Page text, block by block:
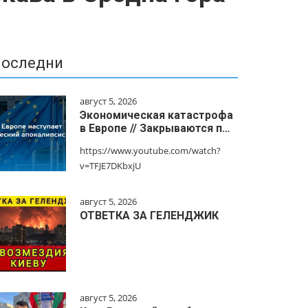
август 5, 2026
Экономическая катастрофа
в Европе // Закрываются п…
https://www.youtube.com/watch?
v=TFJE7DKbxjU
август 5, 2026
ОТВЕТКА ЗА ГЕЛЕНДЖИК
август 5, 2026